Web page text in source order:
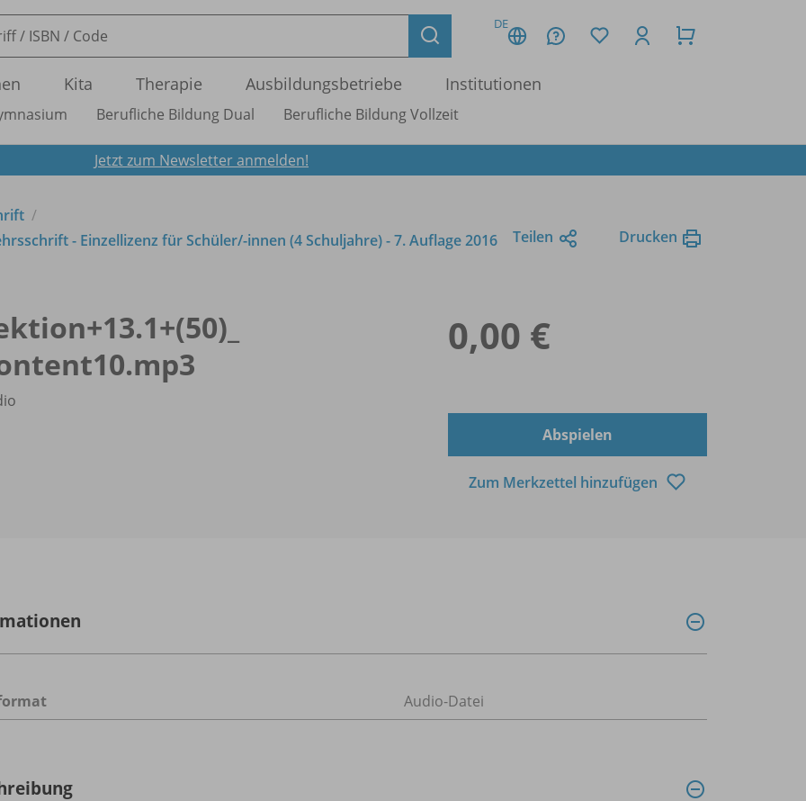
DE
Kita Therapie Ausbildungsbetriebe Institutionen
Berufliche Bildung Dual Berufliche Bildung Vollzeit
Jetzt zum Newsletter anmelden!
- Einzellizenz für Schüler/-innen (4 Schuljahre) - 7. Auflage 2016 Teilen Drucken
0,00 €
Abspielen
Zum Merkzettel hinzufügen
Audio-Datei